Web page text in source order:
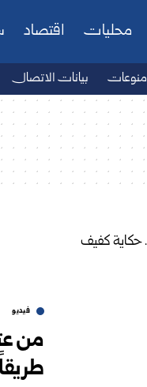
محليات اقتصاد
منوعات بيانات الاتصال
فيديو
من
طريقاً